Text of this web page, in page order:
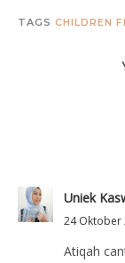
TAGS CHILDREN
Uniek
24 Oktober
Atiqah